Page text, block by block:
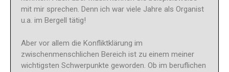
mit mir sprechen. Denn ich war viele Jahre als Organist
u.a. im Bergell tätig!
Aber vor allem die Konfliktklärung im
zwischenmenschlichen Bereich ist zu einem meiner
wichtigsten Schwerpunkte geworden. Ob im beruflichen